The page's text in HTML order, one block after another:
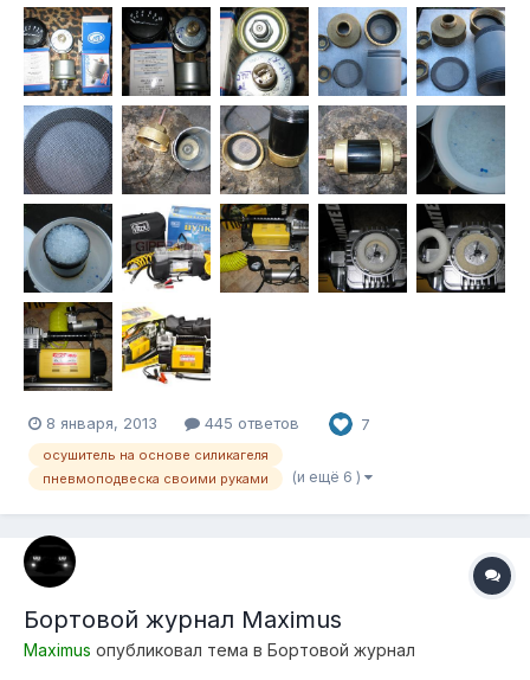
8 января, 2013 445 ответов 7
осушитель на основе силикагеля
пневмоподвеска своими руками
(и ещё 6 )
Бортовой журнал Maximus
Maximus опубликовал тема в Бортовой журнал